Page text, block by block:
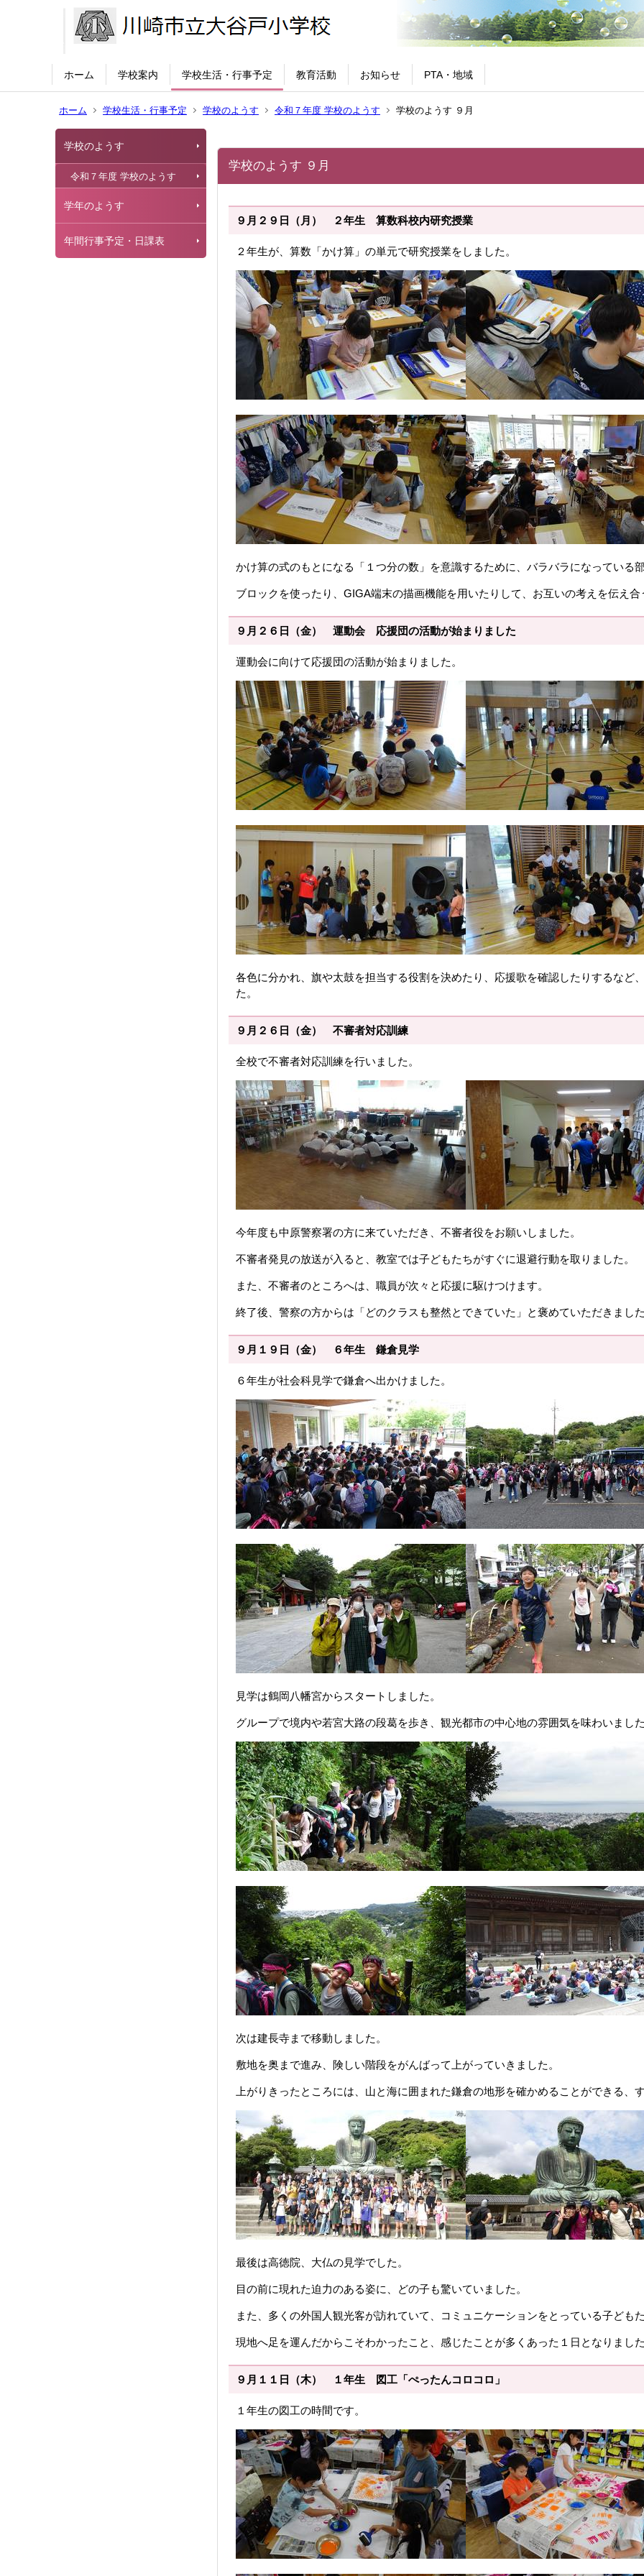
ホーム 学校案内 学校生活・行事予定 教育活動 お知らせ PTA・地域
ホーム 学校生活・行事予定 学校のようす 令和７年度 学校のようす 学校のようす ９月
学校のようす
令和７年度 学校のようす
学年のようす
年間行事予定・日課表
学校のようす ９月
９月２９日（月） ２年生 算数科校内研究授業
２年生が、算数「かけ算」の単元で研究授業をしました。
かけ算の式のもとになる「１つ分の数」を意識するために、バラバラになっている
ブロックを使ったり、GIGA端末の描画機能を用いたりして、お互いの考えを伝え
９月２６日（金） 運動会 応援団の活動が始まりました
運動会に向けて応援団の活動が始まりました。
各色に分かれ、旗や太鼓を担当する役割を決めたり、応援歌を確認したりするなど
た。
９月２６日（金） 不審者対応訓練
全校で不審者対応訓練を行いました。
今年度も中原警察署の方に来ていただき、不審者役をお願いしました。
不審者発見の放送が入ると、教室では子どもたちがすぐに退避行動を取りました。
また、不審者のところへは、職員が次々と応援に駆けつけます。
終了後、警察の方からは「どのクラスも整然とできていた」と褒めていただきまし
９月１９日（金） ６年生 鎌倉見学
６年生が社会科見学で鎌倉へ出かけました。
見学は鶴岡八幡宮からスタートしました。
グループで境内や若宮大路の段葛を歩き、観光都市の中心地の雰囲気を味わいまし
次は建長寺まで移動しました。
敷地を奥まで進み、険しい階段をがんばって上がっていきました。
上がりきったところには、山と海に囲まれた鎌倉の地形を確かめることができる、
最後は高徳院、大仏の見学でした。
目の前に現れた迫力のある姿に、どの子も驚いていました。
また、多くの外国人観光客が訪れていて、コミュニケーションをとっている子ども
現地へ足を運んだからこそわかったこと、感じたことが多くあった１日となりまし
９月１１日（木） １年生 図工「ぺったんコロコロ」
１年生の図工の時間です。